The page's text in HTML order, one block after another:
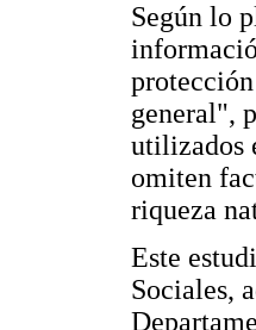
Según lo
general",
utilizados
omiten
riqueza
Este
Sociales,